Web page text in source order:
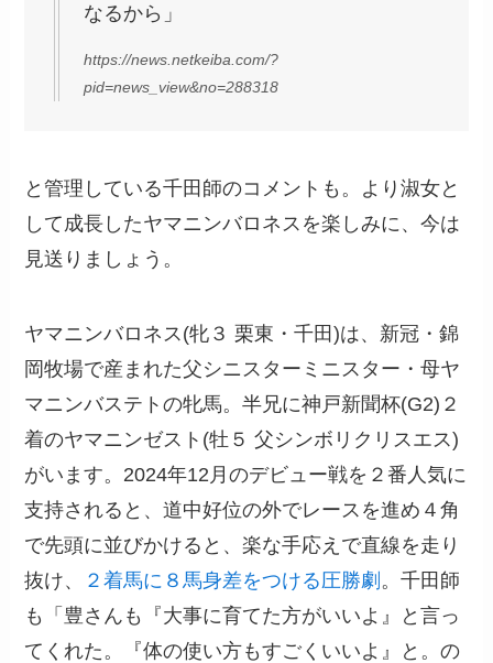
なるから」
https://news.netkeiba.com/?
pid=news_view&no=288318
と管理している千田師のコメントも。より淑女と
して成長したヤマニンバロネスを楽しみに、今は
見送りましょう。
ヤマニンバロネス(牝３ 栗東・千田)は、新冠・錦
岡牧場で産まれた父シニスターミニスター・母ヤ
マニンバステトの牝馬。半兄に神戸新聞杯(G2)２
着のヤマニンゼスト(牡５ 父シンボリクリスエス)
がいます。2024年12月のデビュー戦を２番人気に
支持されると、道中好位の外でレースを進め４角
で先頭に並びかけると、楽な手応えで直線を走り
抜け、
２着馬に８馬身差をつける圧勝劇 。千田師
も「豊さんも『大事に育てた方がいいよ』と言っ
てくれた。『体の使い方もすごくいいよ』と。の